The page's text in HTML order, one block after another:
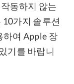
동하지 않는
가지 솔루션
여 Apple 장
기를 바랍니